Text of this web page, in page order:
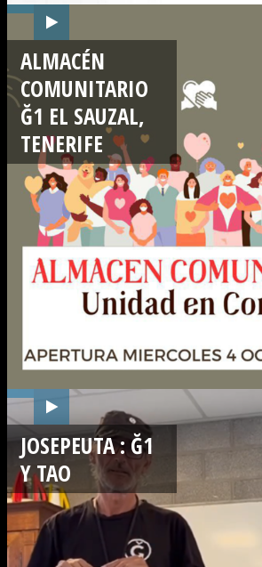
ALMACÉN
COMUNITARIO
Ğ1 EL SAUZAL,
TENERIFE
JOSEPEUTA : Ğ1
Y TAO